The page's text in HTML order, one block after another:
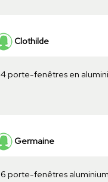
Clothilde
4 porte-fenêtres en
Germaine
6 porte-fenêtres